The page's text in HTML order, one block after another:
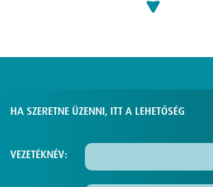
HA SZERETNE ÜZENNI, ITT A LEHETŐSÉG
VEZETÉKNÉV: